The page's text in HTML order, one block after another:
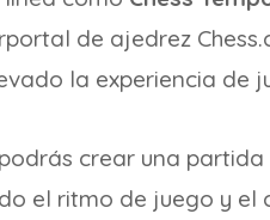
de ajedrez
la experiencia de
podrás crear una
el ritmo de juego y el